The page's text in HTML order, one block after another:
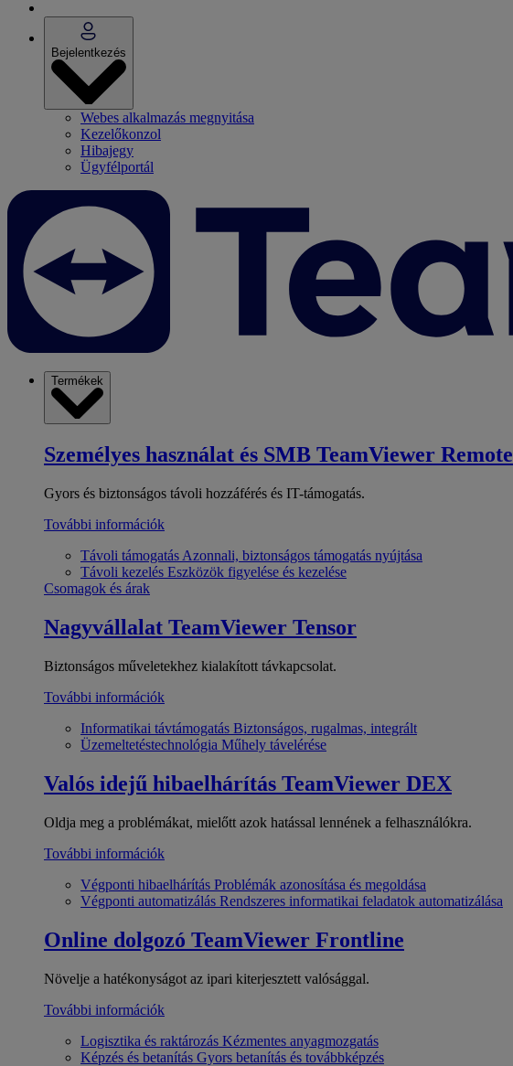
Bejelentkezés
Webes alkalmazás megnyitása
Kezelőkonzol
Hibajegy
Ügyfélportál
Termékek
Személyes használat és SMB TeamViewer Remote
Gyors és biztonságos távoli hozzáférés és IT-támogatás.
További információk
Távoli támogatás Azonnali, biztonságos támogatás nyújtása
Távoli kezelés Eszközök figyelése és kezelése
Csomagok és árak
Nagyvállalat TeamViewer Tensor
Biztonságos műveletekhez kialakított távkapcsolat.
További információk
Informatikai távtámogatás Biztonságos, rugalmas, integrált
Üzemeltetéstechnológia Műhely távelérése
Valós idejű hibaelhárítás TeamViewer DEX
Oldja meg a problémákat, mielőtt azok hatással lennének a felhasználókra.
További információk
Végponti hibaelhárítás Problémák azonosítása és megoldása
Végponti automatizálás Rendszeres informatikai feladatok automatizálása
Online dolgozó TeamViewer Frontline
Növelje a hatékonyságot az ipari kiterjesztett valósággal.
További információk
Logisztika és raktározás Kézmentes anyagmozgatás
Képzés és betanítás Gyors betanítás és továbbképzés